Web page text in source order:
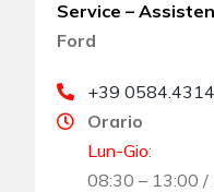
Service –
Ford
+39
Orario
Lun-Gio:
08:30 – 13:00 /